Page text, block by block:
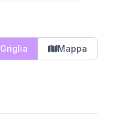
Griglia Mappa